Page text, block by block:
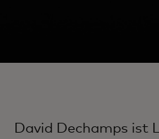
David Dechamps ist